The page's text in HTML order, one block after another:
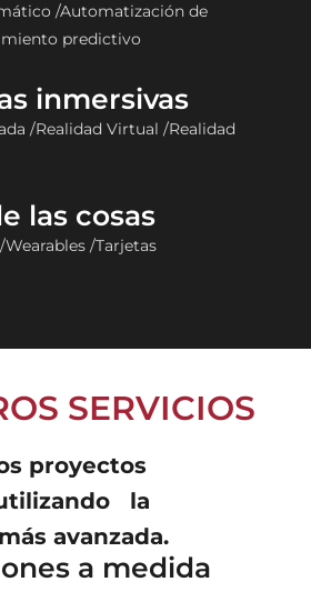
/Automatización de
predictivo
inmersivas
/Realidad Virtual /Realidad
las cosas
/Tarjetas
SERVICIOS
proyectos
la
avanzada.
a medida